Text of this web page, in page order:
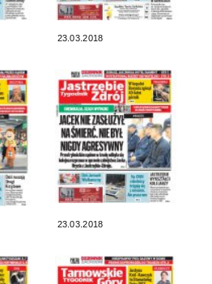
23.03.2018
23.03.2018